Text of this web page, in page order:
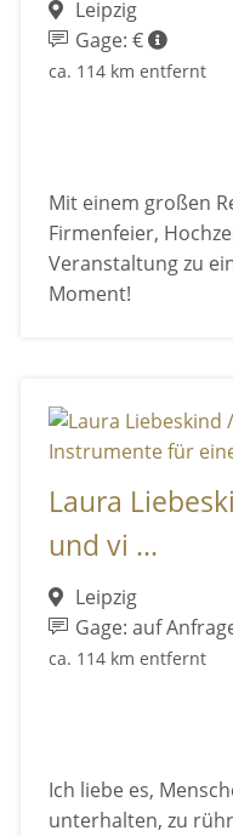
Leipzig
Gage: €
ca. 114 km entfernt
Mit einem großen
Firmenfeier,
Veranstaltung zu
Moment!
Laura
und vi ...
Leipzig
Gage: auf
ca. 114 km entfernt
Ich liebe es,
unterhalten, zu